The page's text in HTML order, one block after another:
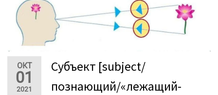
ОКТ
01
2021
Субъект [subject/
познающий/«лежащий-